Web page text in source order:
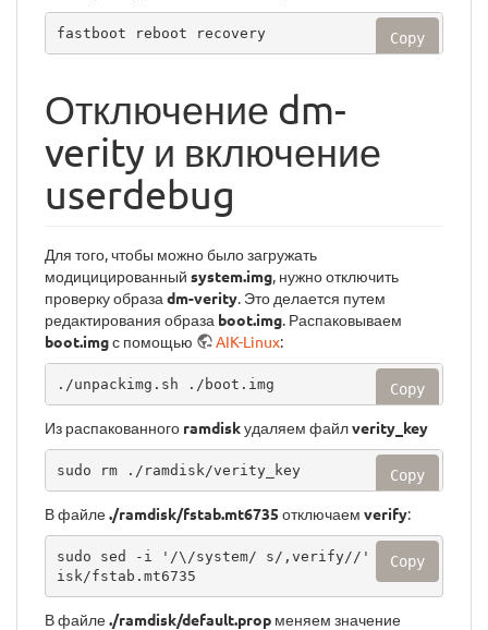
fastboot reboot recovery Copy
Отключение dm-
verity и включение
userdebug
Для того, чтобы можно было загружать
модицицированный system.img, нужно отключить
проверку образа dm-verity. Это делается путем
редактирования образа boot.img. Распаковываем
boot.imgс помощью AIK-Linux:
./unpackimg.sh ./boot.img Copy
Из распакованного ramdiskудаляем файлverity_key
sudo rm ./ramdisk/verity_key Copy
В файле./ramdisk/fstab.mt6735 отключаем verify:
sudo sed -i '/\/system/ s/,verify//' ./ramd
isk/fstab.mt6735
Copy
В файле./ramdisk/default.prop меняем значение